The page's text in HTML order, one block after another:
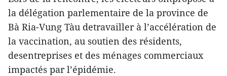
la délégation parlementaire de la province de
Bà Ria-Vung Tàu detravailler à l’accélération de
la vaccination, au soutien des résidents,
desentreprises et des ménages commerciaux
impactés par l’épidémie.